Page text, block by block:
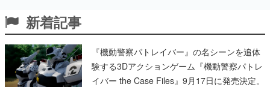
新着記事
『機動警察パトレイバー』の名シーンを追体
験する3Dアクションゲーム『機動警察パトレ
イバー the Case Files』9月17日に発売決定。